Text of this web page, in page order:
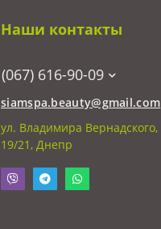
Наши контакты
(067) 616-90-09
siamspa.beauty@gmail.com
ул. Владимира Вернадского,
19/21, Днепр